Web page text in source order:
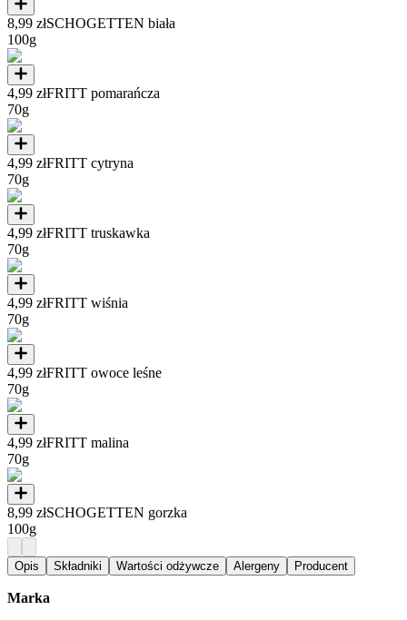
8,99 złSCHOGETTEN biała
100g
4,99 złFRITT pomarańcza
70g
4,99 złFRITT cytryna
70g
4,99 złFRITT truskawka
70g
4,99 złFRITT wiśnia
70g
4,99 złFRITT owoce leśne
70g
4,99 złFRITT malina
70g
8,99 złSCHOGETTEN gorzka
100g
Opis Składniki Wartości odżywcze Alergeny Producent
Marka